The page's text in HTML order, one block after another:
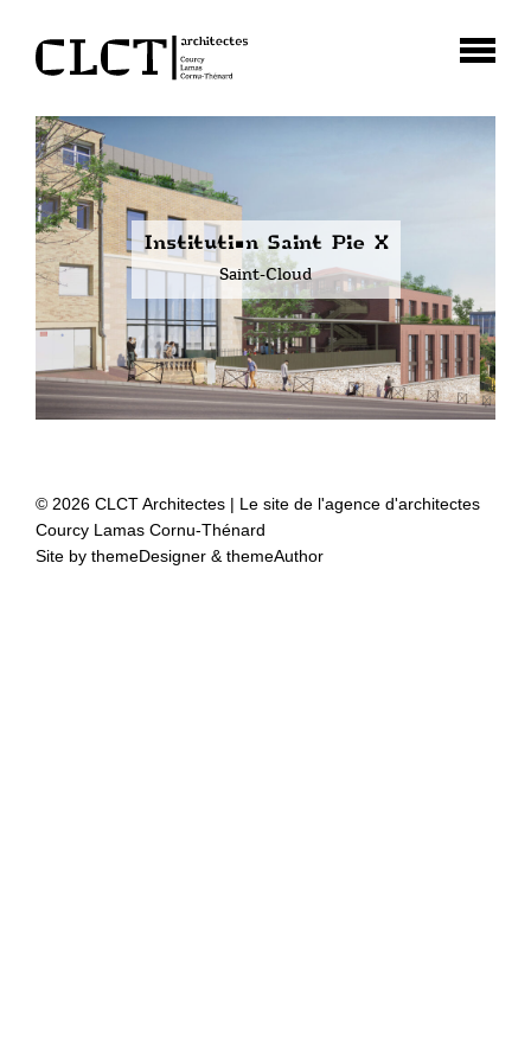
Institution Saint Pie X
Saint-Cloud
© 2026 CLCT Architectes | Le site de l'agence d'architectes
Courcy Lamas Cornu-Thénard
Site by themeDesigner & themeAuthor